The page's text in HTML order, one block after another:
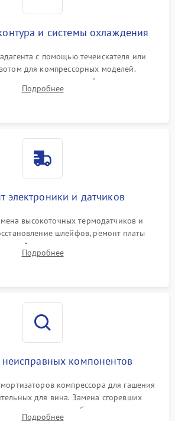
и системы охлаждения
с помощью течеискателя или
для компрессорных моделей.
модулей, радиаторов и
перегрева или выхода из строя.
Подробнее
электроники и датчиков
высокоточных термодатчиков и
шлейфов, ремонт платы
за поддержание микроклимата.
защиты от УФ-излучения и подсветки.
Подробнее
компонентов
компрессора для гашения
для вина. Замена сгоревших
вентиляторов обдува, угольных
Подробнее